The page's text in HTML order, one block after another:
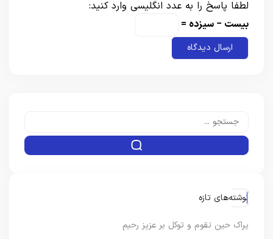
لطفا پاسخ را به عدد انگلیسی وارد کنید:
بیست − سیزده =
نوشته‌های تازه
یراک حین تقوم و توکل بر عزیز رحیم